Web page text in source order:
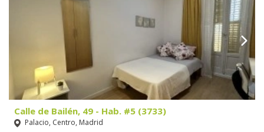
Calle de Bailén, 49 - Hab. #5 (3733)
Palacio, Centro, Madrid